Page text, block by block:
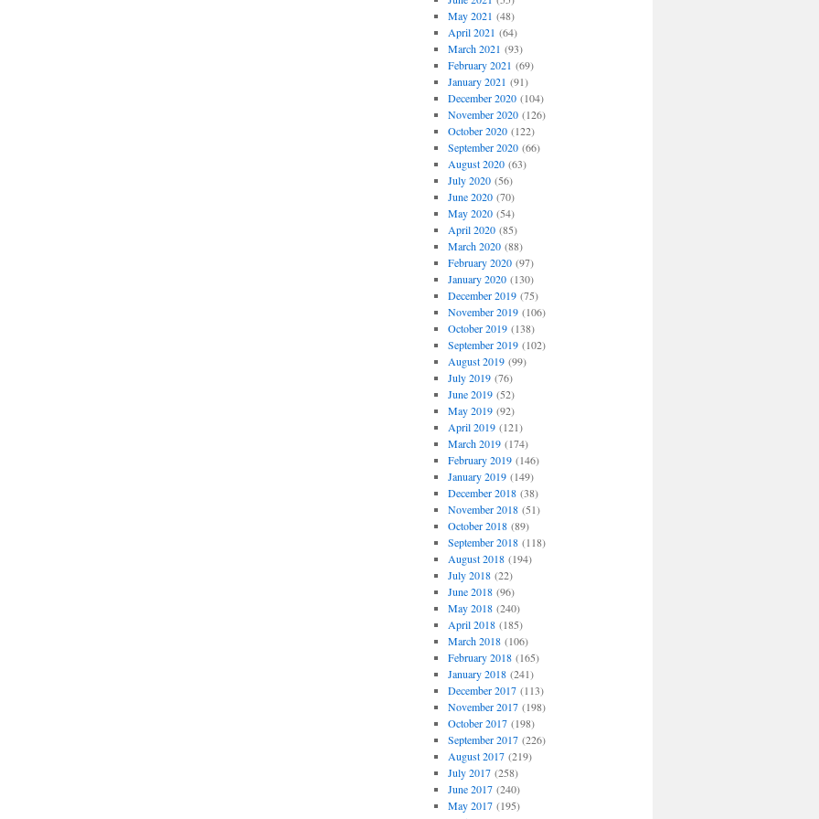
May 2021 (48)
April 2021 (64)
March 2021 (93)
February 2021 (69)
January 2021 (91)
December 2020(104)
November 2020(126)
October 2020(122)
September 2020(66)
August 2020(63)
July 2020(56)
June 2020(70)
May 2020(54)
April 2020(85)
March 2020(88)
February 2020(97)
January 2020(130)
December 2019(75)
November 2019(106)
October 2019(138)
September 2019(102)
August 2019(99)
July 2019(76)
June 2019(52)
May 2019(92)
April 2019(121)
March 2019(174)
February 2019(146)
January 2019(149)
December 2018(38)
November 2018(51)
October 2018(89)
September 2018(118)
August 2018(194)
July 2018(22)
June 2018(96)
May 2018(240)
April 2018(185)
March 2018(106)
February 2018(165)
January 2018(241)
December 2017(113)
November 2017(198)
October 2017(198)
September 2017(226)
August 2017(219)
July 2017(258)
June 2017(240)
May 2017(195)